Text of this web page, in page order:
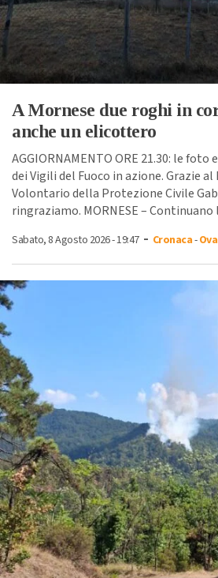
A Mornese due roghi in
anche un elicottero
AGGIORNAMENTO ORE 21.30: le
dei Vigili del Fuoco in azione. Grazie
Volontario della Protezione Civile
ringraziamo. MORNESE –
Sabato, 8 Agosto 2026 - 19:47- Cronaca-